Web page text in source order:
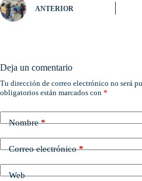
ANTERIOR
Deja un comentario
Tu dirección de correo electrónico no será
obligatorios están marcados con *
Nombre*
Correo electrónico*
Web